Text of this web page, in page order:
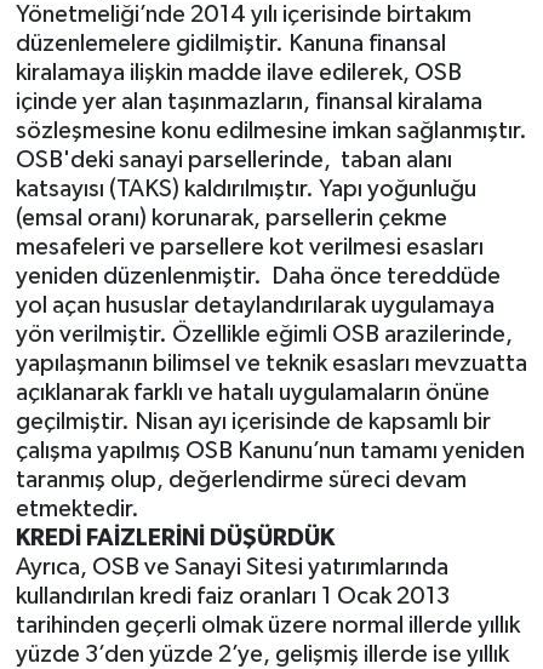
Yönetmeliği’nde 2014 yılı içerisinde birtakım
düzenlemelere gidilmiştir. Kanuna finansal
kiralamaya ilişkin madde ilave edilerek, OSB
içinde yer alan taşınmazların, finansal kiralama
sözleşmesine konu edilmesine imkan sağlanmıştır.
OSB'deki sanayi parsellerinde, taban alanı
katsayısı (TAKS) kaldırılmıştır. Yapı yoğunluğu
(emsal oranı) korunarak, parsellerin çekme
mesafeleri ve parsellere kot verilmesi esasları
yeniden düzenlenmiştir.
Daha önce tereddüde
yol açan hususlar detaylandırılarak uygulamaya
yön verilmiştir. Özellikle eğimli OSB arazilerinde,
yapılaşmanın bilimsel ve teknik esasları mevzuatta
açıklanarak farklı ve hatalı uygulamaların önüne
geçilmiştir. Nisan ayı içerisinde de kapsamlı bir
çalışma yapılmış OSB Kanunu’nun tamamı yeniden
taranmış olup, değerlendirme süreci devam
etmektedir.
KREDİ FAİZLERİNİ DÜŞÜRDÜK
Ayrıca, OSB ve Sanayi Sitesi yatırımlarında
kullandırılan kredi faiz oranları 1 Ocak 2013
tarihinden geçerli olmak üzere normal illerde yıllık
yüzde 3’den yüzde 2’ye, gelişmiş illerde ise yıllık